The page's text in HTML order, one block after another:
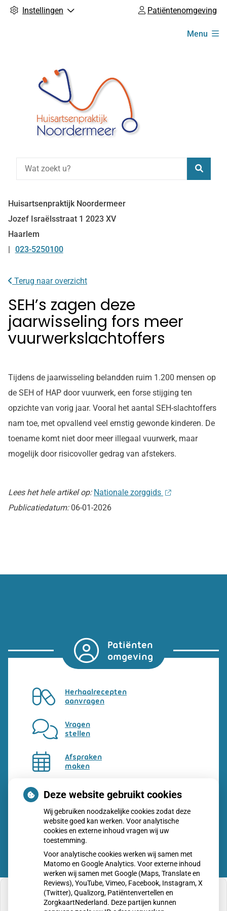
Instellingen Patiëntenomgeving
Menu
Huisartsenpraktijk Noordermeer
Jozef Israëlsstraat 1 2023 XV
Haarlem
Tel:
023-5250100
Terug naar overzicht
SEH’s zagen deze
jaarwisseling fors meer
vuurwerkslachtoffers
Tijdens de jaarwisseling belandden ruim 1.200 mensen op
de SEH of HAP door vuurwerk, een forse stijging ten
opzichte van vorig jaar. Vooral het aantal SEH-slachtoffers
nam toe, met opvallend veel ernstig gewonde kinderen. De
toename komt niet door meer illegaal vuurwerk, maar
mogelijk door risicovoller gedrag van afstekers.
Lees het hele artikel op: Nationale zorggids
Publicatiedatum: 06-01-2026
Patiënten
omgeving
Herhaalrecepten
aanvragen
Vragen
stellen
Afspraken
maken
Dossier
bekijken
Deze website gebruikt cookies
Wij gebruiken noodzakelijke cookies zodat deze
website goed kan werken. Voor analytische
cookies en externe inhoud vragen wij uw
toestemming.
Voor analytische cookies werken wij samen met
Matomo en Google Analytics. Voor externe inhoud
werken wij samen met Google (Maps, Translate en
Reviews), YouTube, Vimeo, Facebook, Instagram, X
(Twitter), Qualizorg, Patiëntenvertellen en
ZorgkaartNederland. Deze partijen kunnen